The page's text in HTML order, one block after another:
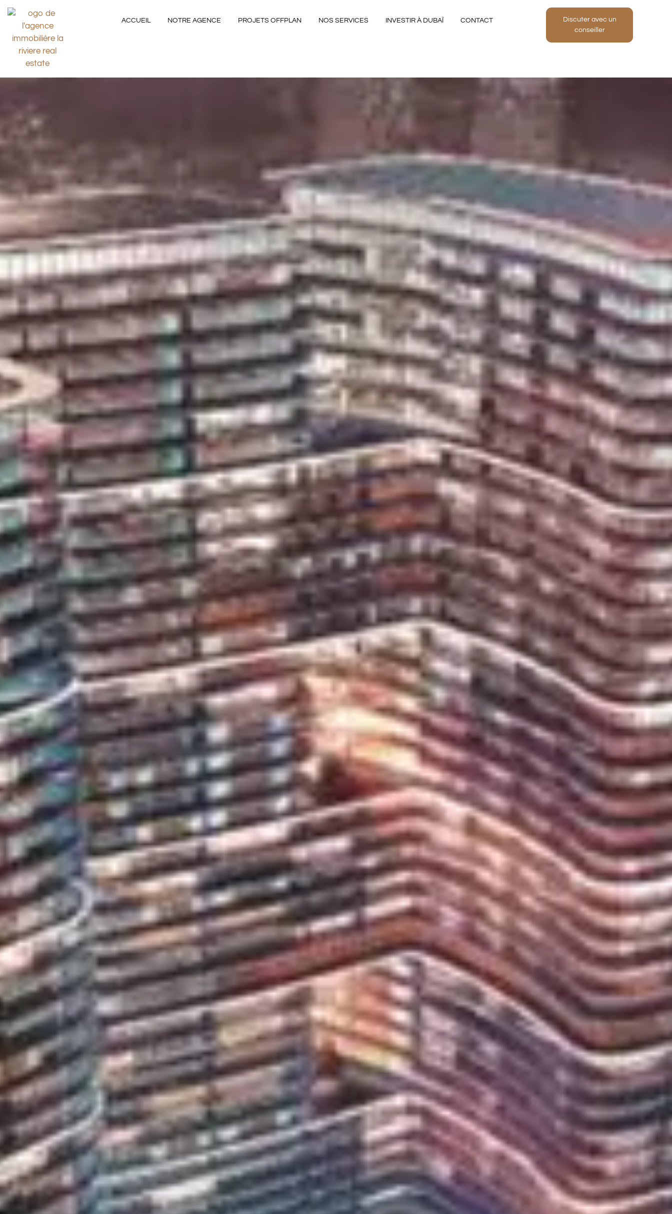
ACCUEIL NOTRE AGENCE PROJETS OFFPLAN NOS SERVICES INVESTIR À DUBAÏ CONTACT
Discuter avec un
conseiller